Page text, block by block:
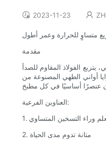
2023-11-23
متساوٍ للحرارة وعمر أطول
مقدمة
الفولاذ المقاوم للصدأ
أواني الطهي المصنوعة من
العناوين الفرعية:
وراء التسخين المتساوي
2. متانة تدوم مدى الحياة